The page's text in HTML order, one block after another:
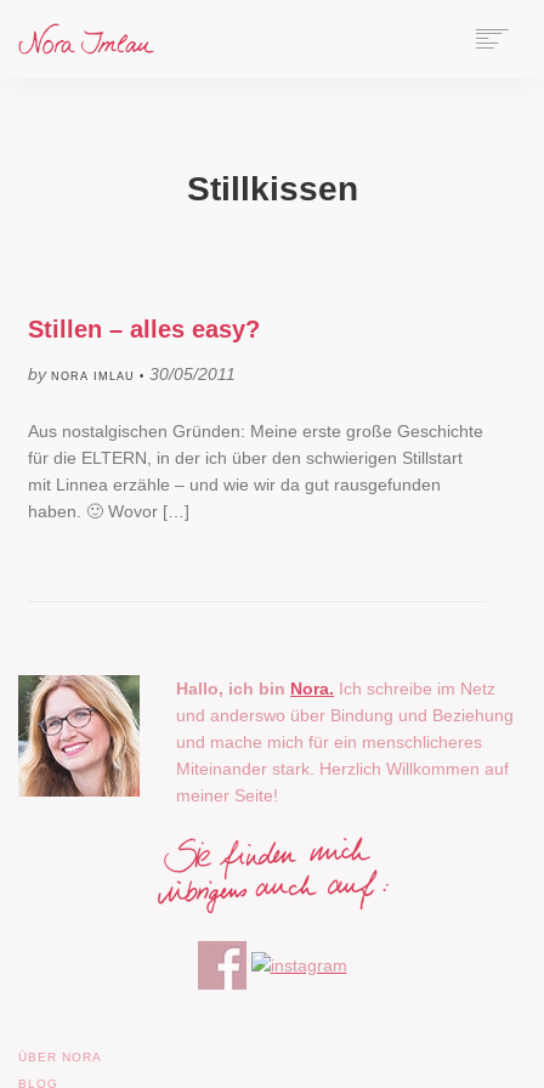
KONTAKT
Stillkissen
Stillen – alles easy?
by NORA IMLAU •30/05/2011
Aus nostalgischen Gründen: Meine erste große Geschichte
für die ELTERN, in der ich über den schwierigen Stillstart
mit Linnea erzähle – und wie wir da gut rausgefunden
haben. 🙂 Wovor […]
Hallo, ich bin Nora. Ich schreibe im Netz
und anderswo über Bindung und Beziehung
und mache mich für ein menschlicheres
Miteinander stark. Herzlich Willkommen auf
meiner Seite!
ÜBER NORA
BLOG